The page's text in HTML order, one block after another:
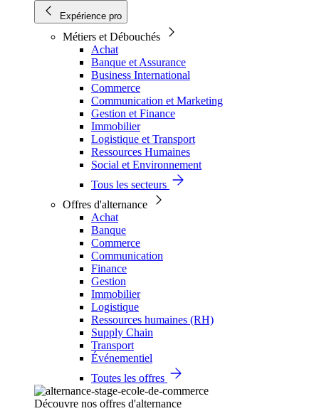
Expérience pro
Métiers et Débouchés
Achat
Banque et Assurance
Business International
Commerce
Communication et Marketing
Gestion et Finance
Immobilier
Logistique et Transport
Ressources Humaines
Social et Environnement
Tous les secteurs
Offres d'alternance
Achat
Banque
Commerce
Communication
Finance
Gestion
Immobilier
Logistique
Ressources humaines (RH)
Supply Chain
Transport
Événementiel
Toutes les offres
Découvre nos offres d'alternance